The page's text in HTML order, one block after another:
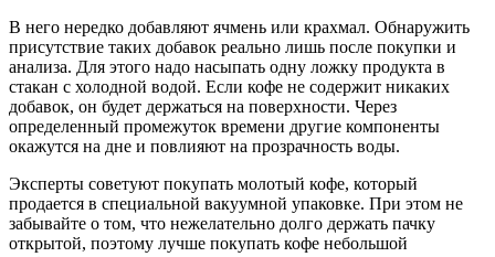
В него нередко добавляют ячмень или крахмал. Обнаружить
присутствие таких добавок реально лишь после покупки и
анализа. Для этого надо насыпать одну ложку продукта в
стакан с холодной водой. Если кофе не содержит никаких
добавок, он будет держаться на поверхности. Через
определенный промежуток времени другие компоненты
окажутся на дне и повлияют на прозрачность воды.
Эксперты советуют покупать молотый кофе, который
продается в специальной вакуумной упаковке. При этом не
забывайте о том, что нежелательно долго держать пачку
открытой, поэтому лучше покупать кофе небольшой